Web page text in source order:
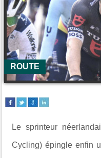
ROUTE
Le sprinteur
Cycling) épingle enfin